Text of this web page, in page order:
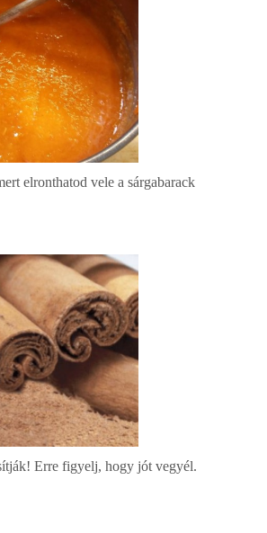
elronthatod vele a sárgabarack
Erre figyelj, hogy jót vegyél.